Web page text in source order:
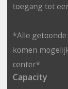
toegang tot
*Alle
komen
center*
Capacity